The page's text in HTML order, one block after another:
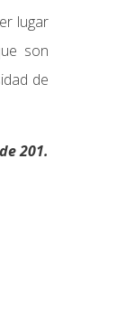
lugar
son
de
201.